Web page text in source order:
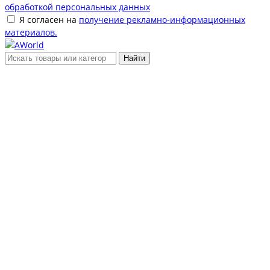
обработкой персональных данных
Я согласен на получение рекламно-информационных
материалов.
Найти